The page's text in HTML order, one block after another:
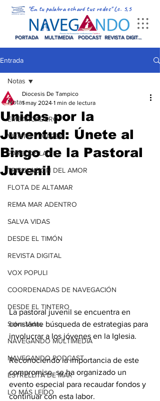
"En tu palabra echaré tus redes" Lc. 5,5
PORTADA MULTIMEDIA PODCAST REVISTA DIGITAL
Entrada
Notas
EMBARCADERO
VIENTO Y MAREA
FARO DE LA FE
TRIPULACIÓN DEL AMOR
FLOTA DE ALTAMAR
REMA MAR ADENTRO
SALVA VIDAS
DESDE EL TIMÓN
REVISTA DIGITAL
VOX POPULI
COORDENADAS DE NAVEGACIÓN
DESDE EL TINTERO
Salva Vidas
NAVEGANDO MULTIMEDIA
NAVEGANDO PODCAST
ESTRELLITA DE MAR
LO MÁS LEÍDO
Notas
Unidos por la
Juventud: Únete al
Bingo de la Pastoral
Juvenil
Diocesis De Tampico
1 may 2024 1 min de lectura
La pastoral juvenil se encuentra en
constante búsqueda de estrategias para
involucrar a los jóvenes en la Iglesia.
Reconociendo la importancia de este
compromiso, se ha organizado un
evento especial para recaudar fondos y
continuar con esta labor.